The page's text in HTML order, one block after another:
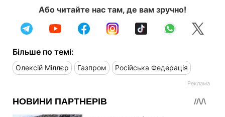
Або читайте нас там, де вам зручно!
Більше по темі:
Олексій Міллєр Газпром Російська Федерація